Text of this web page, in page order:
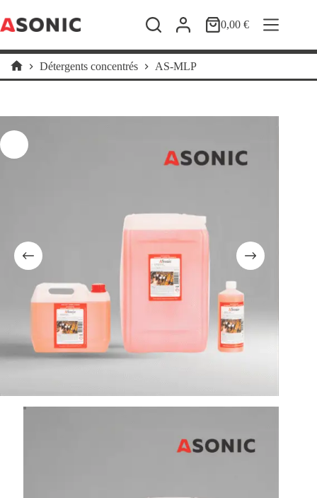
au
contenu
Panier0,00€
Accueil
Détergents concentrés AS-MLP